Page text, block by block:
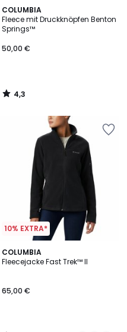
COLUMBIA
Fleece mit Druckknöpfen Benton
Springs™
50,00 €
4,3
/ 5
4,3
/
10% EXTRA*
COLUMBIA
Fleecejacke Fast Trek™ II
65,00 €
4
/
3
Farben